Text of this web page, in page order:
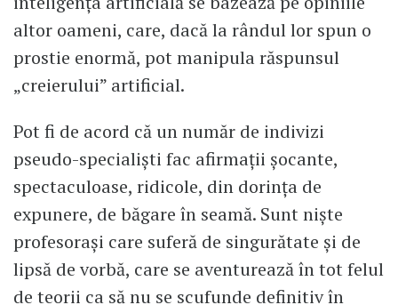
altor oameni, care, dacă la rândul lor spun o
prostie enormă, pot manipula răspunsul
„creierului” artificial.
Pot fi de acord că un număr de indivizi
pseudo-specialiști fac afirmații șocante,
spectaculoase, ridicole, din dorința de
expunere, de băgare în seamă. Sunt niște
profesorași care suferă de singurătate și de
lipsă de vorbă, care se aventurează în tot felul
de teorii ca să nu se scufunde definitiv în